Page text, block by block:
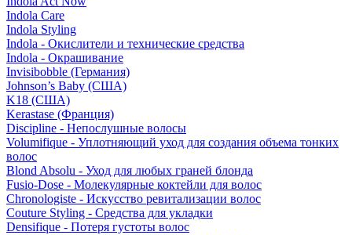
Indola Care
Indola Styling
Indola - Окислители и технические средства
Indola - Окрашивание
Invisibobble (Германия)
Johnson’s Baby (США)
K18 (США)
Kerastase (Франция)
Discipline - Непослушные волосы
Volumifique - Уплотняющий уход для создания объема тонких
волос
Blond Absolu - Уход для любых граней блонда
Fusio-Dose - Молекулярные коктейли для волос
Chronologiste - Искусство ревитализации волос
Couture Styling - Средства для укладки
Densifique - Потеря густоты волос